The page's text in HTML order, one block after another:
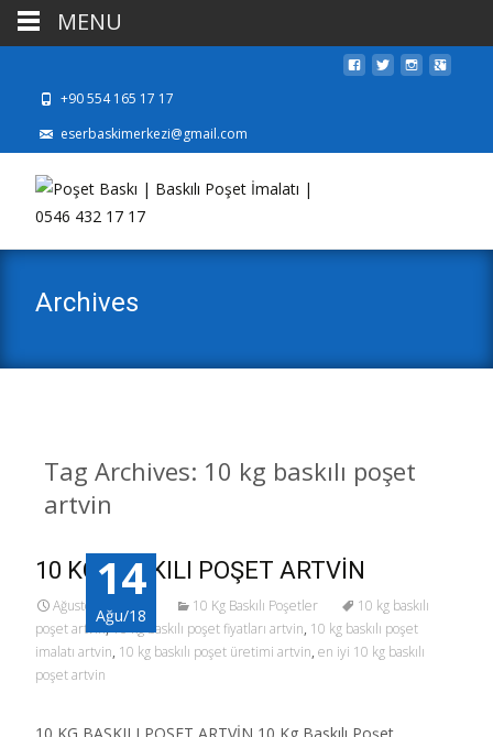
+90 554 165 17 17
eserbaskimerkezi@gmail.com
Archives
Tag Archives: 10 kg baskılı poşet
artvin
14
Ağu/18
10 KG BASKILI POŞET ARTVİN
Ağustos 14, 2018 10 Kg Baskılı Poşetler
10 kg baskılı
poşet artvin,10 kg baskılı poşet fiyatları artvin, 10 kg baskılı poşet
imalatı artvin, 10 kg baskılı poşet üretimi artvin, en iyi 10 kg baskılı
poşet artvin
MENU